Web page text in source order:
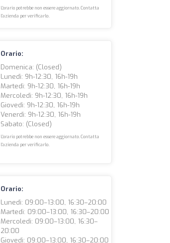
L'orario potrebbe non essere aggiornato. Contatta
l'azienda per verificarlo.
Orario:
Domenica: (closed)
Lunedì: 9h-12:30, 16h-19h
Martedì: 9h-12:30, 16h-19h
Mercoledì: 9h-12:30, 16h-19h
Giovedì: 9h-12:30, 16h-19h
Venerdì: 9h-12:30, 16h-19h
Sabato: (closed)
L'orario potrebbe non essere aggiornato. Contatta
l'azienda per verificarlo.
Orario:
Lunedì: 09:00–13:00, 16:30–20:00
Martedì: 09:00–13:00, 16:30–20:00
Mercoledì: 09:00–13:00, 16:30–
20:00
Giovedì: 09:00–13:00, 16:30–20:00